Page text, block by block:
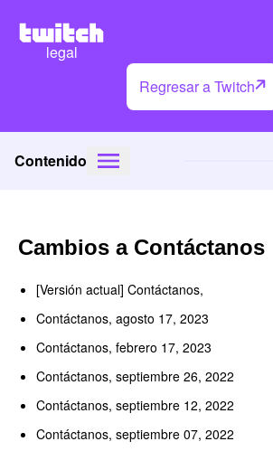
legal
Regresar a Twitch
Contenido
Cambios a Contáctanos
[Versión actual] Contáctanos,
Contáctanos, agosto 17, 2023
Contáctanos, febrero 17, 2023
Contáctanos, septiembre 26, 2022
Contáctanos, septiembre 12, 2022
Contáctanos, septiembre 07, 2022